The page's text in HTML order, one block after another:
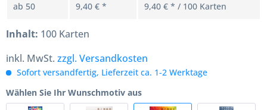
ab 50 9,40 € * 9,40 € * / 100 Karten
Inhalt: 100 Karten
inkl. MwSt. zzgl. Versandkosten
Sofort versandfertig, Lieferzeit ca. 1-2 Werktage
Wählen Sie Ihr Wunschmotiv aus